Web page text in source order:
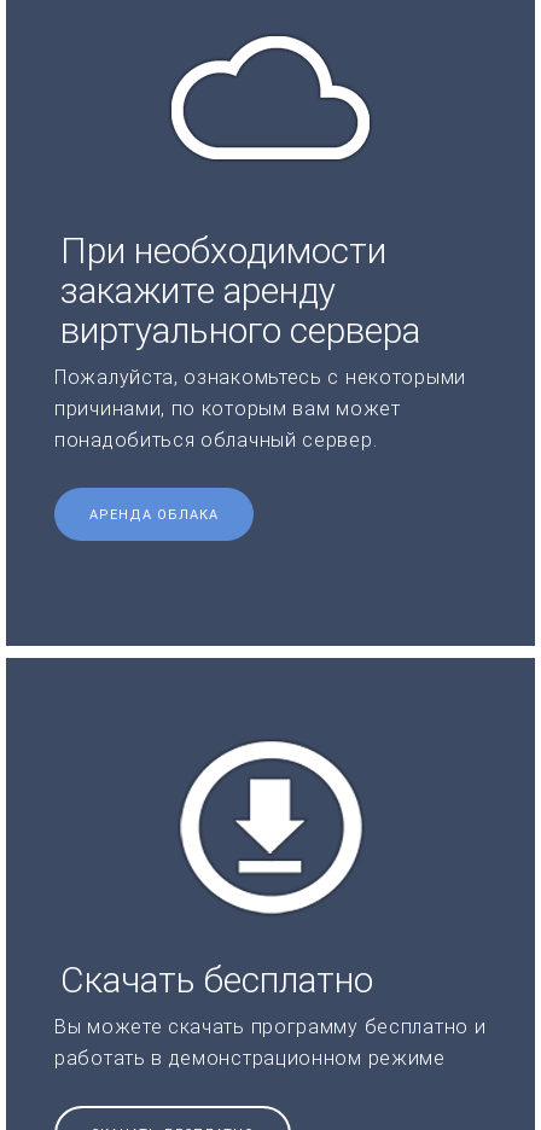
При необходимости
закажите аренду
виртуального сервера
Пожалуйста, ознакомьтесь с некоторыми
причинами, по которым вам может
понадобиться облачный сервер.
АРЕНДА ОБЛАКА
Скачать бесплатно
Вы можете скачать программу бесплатно и
работать в демонстрационном режиме